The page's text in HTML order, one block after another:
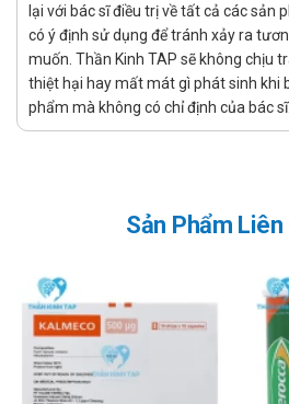
Liều dùng tham
Đối với người trưởng thành và
ngày sử dụng 3 lần.
Lưu ý rằng: Khi có thiếu canxi,
khi bổ sung canxi.
Cách dùng:
lại với bác sĩ điều trị về tất cả các sản
có ý định sử dụng để tránh xảy ra
muốn. Thần Kinh TAP sẽ không chịu
thiệt hại hay mất mát gì phát sinh khi
phẩm mà không có chỉ định của bác sĩ.
Sản Phẩm Liên